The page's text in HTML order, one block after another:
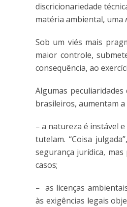
discricionariedade
matéria ambiental, uma
Sob um viés mais
maior controle,
consequência, ao
Algumas
brasileiros, aumentam
– a natureza é instável
tutelam. “Coisa
segurança jurídica,
casos;
– as licenças
às exigências legais